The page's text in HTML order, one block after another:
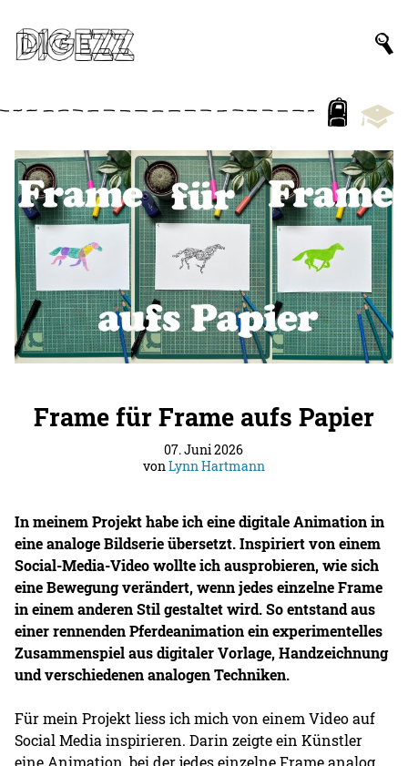
Frame für Frame aufs Papier
07. Juni 2026
vonLynn Hartmann
In meinem Projekt habe ich eine digitale Animation in
eine analoge Bildserie übersetzt. Inspiriert von einem
Social-Media-Video wollte ich ausprobieren, wie sich
eine Bewegung verändert, wenn jedes einzelne Frame
in einem anderen Stil gestaltet wird. So entstand aus
einer rennenden Pferdeanimation ein experimentelles
Zusammenspiel aus digitaler Vorlage, Handzeichnung
und verschiedenen analogen Techniken.
Für mein Projekt liess ich mich von einem Video auf
Social Media inspirieren. Darin zeigte ein Künstler
eine Animation, bei der jedes einzelne Frame analog